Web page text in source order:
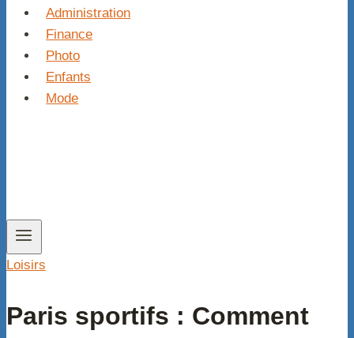
Administration
Finance
Photo
Enfants
Mode
Loisirs
Paris sportifs : Comment